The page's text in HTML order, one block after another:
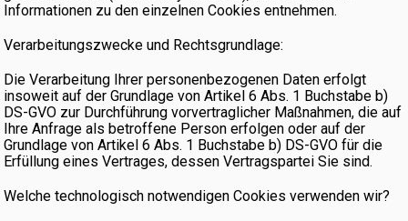
Informationen zu den einzelnen Cookies entnehmen.
Verarbeitungszwecke und Rechtsgrundlage:
Die Verarbeitung Ihrer personenbezogenen Daten erfolgt
insoweit auf der Grundlage von Artikel 6 Abs. 1 Buchstabe b)
DS-GVO zur Durchführung vorvertraglicher Maßnahmen, die auf
Ihre Anfrage als betroffene Person erfolgen oder auf der
Grundlage von Artikel 6 Abs. 1 Buchstabe b) DS-GVO für die
Erfüllung eines Vertrages, dessen Vertragspartei Sie sind.
Welche technologisch notwendigen Cookies verwenden wir?